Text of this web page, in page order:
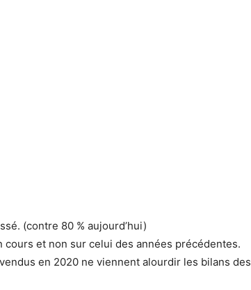
(contre 80 % aujourd’hui)
cours et non sur celui des années précédentes.
en 2020 ne viennent alourdir les bilans des